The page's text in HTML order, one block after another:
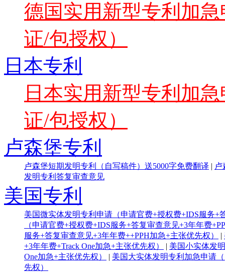
德国实用新型专利加
证/包授权）
日本专利
日本实用新型专利加
证/包授权）
卢森堡专利
卢森堡短期发明专利（自写稿件）送5000字免费翻译
卢
发明专利答复审查意见
美国专利
美国微实体发明专利申请（申请官费+授权费+IDS服务+
（申请官费+授权费+IDS服务+答复审查意见+3年年费
服务+答复审查意见+3年年费++PPH加急+主张优先权）
+3年年费+Track One加急+主张优先权）
美国小实体发
One加急+主张优先权）
美国大实体发明专利加急申请
先权）